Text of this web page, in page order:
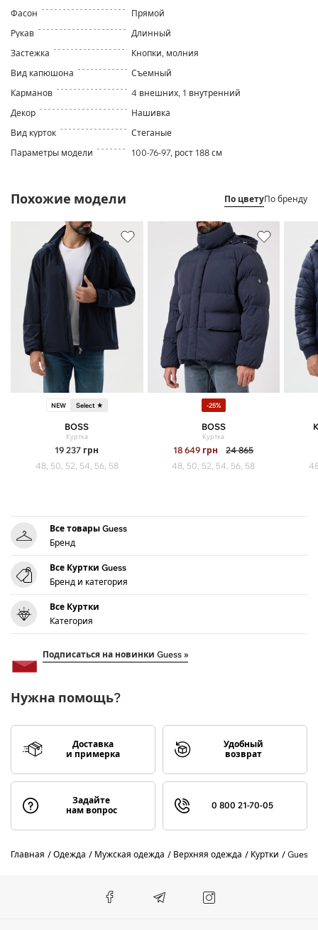
Фасон
Прямой
Рукав
Длинный
Застежка
Кнопки, молния
Вид капюшона
Съемный
Карманов
4 внешних, 1 внутренний
Декор
Нашивка
Вид курток
Стеганые
Параметры модели
100-76-97, рост 188 см
Похожие модели По цветуПо бренду
NEW Select ★
BOSS
Куртка
19 237 грн
48, 50, 52, 54, 56, 58
-25%
BOSS
Куртка
18 649 грн
24 865
48, 50, 52, 54, 56, 58
Все товары Guess
Бренд
Все Куртки Guess
Бренд и категория
Все Куртки
Категория
Подписаться на новинки Guess »
Нужна помощь?
Доставка
и примерка
Удобный
возврат
Задайте
нам вопрос
0 800 21-70-05
Главная Одежда Мужская одежда Верхняя одежда Куртки Guess